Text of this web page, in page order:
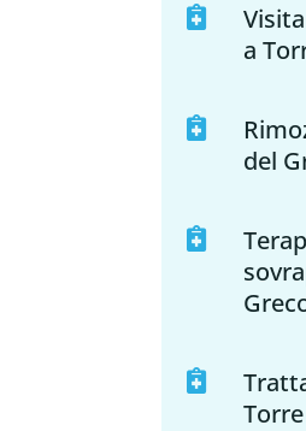

a

del

